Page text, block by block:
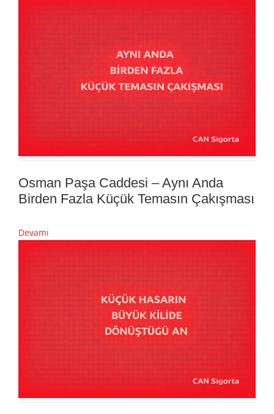
Osman Paşa Caddesi – Aynı Anda
Birden Fazla Küçük Temasın Çakışması
Devamı